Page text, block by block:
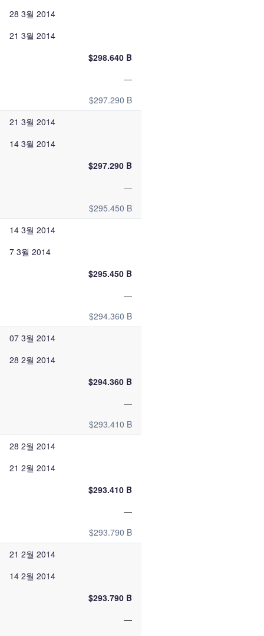
28 3월 2014
21 3월 2014
$298.640 B
—
$297.290 B
21 3월 2014
14 3월 2014
$297.290 B
—
$295.450 B
14 3월 2014
7 3월 2014
$295.450 B
—
$294.360 B
07 3월 2014
28 2월 2014
$294.360 B
—
$293.410 B
28 2월 2014
21 2월 2014
$293.410 B
—
$293.790 B
21 2월 2014
14 2월 2014
$293.790 B
—